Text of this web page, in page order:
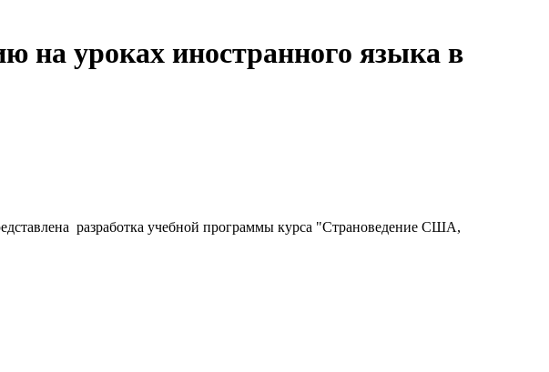
на уроках иностранного языка в
разработка учебной программы курса "Страноведение США,